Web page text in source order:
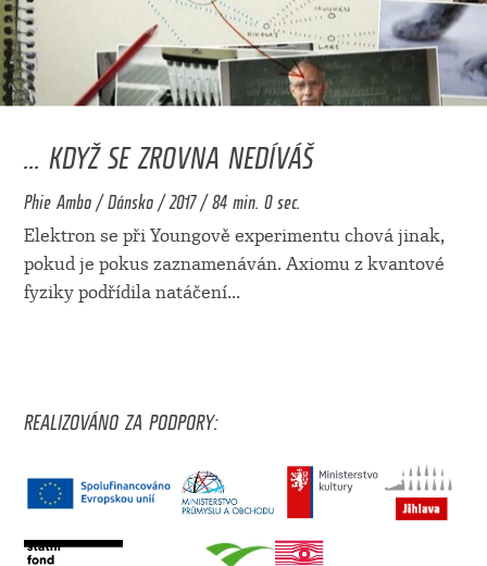
... KDYŽ SE ZROVNA NEDÍVÁŠ
Phie Ambo / Dánsko / 2017 / 84 min. 0 sec.
Elektron se při Youngově experimentu chová jinak,
pokud je pokus zaznamenáván. Axiomu z kvantové
fyziky podřídila natáčení...
REALIZOVÁNO ZA PODPORY: